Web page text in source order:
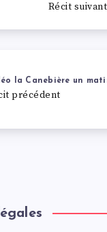
Récit suivant
la Canebière un
précédent